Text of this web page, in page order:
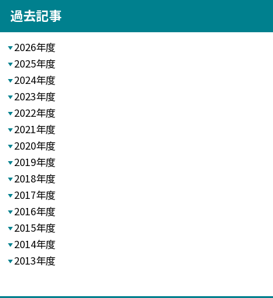
過去記事
2026年度
2025年度
2024年度
2023年度
2022年度
2021年度
2020年度
2019年度
2018年度
2017年度
2016年度
2015年度
2014年度
2013年度